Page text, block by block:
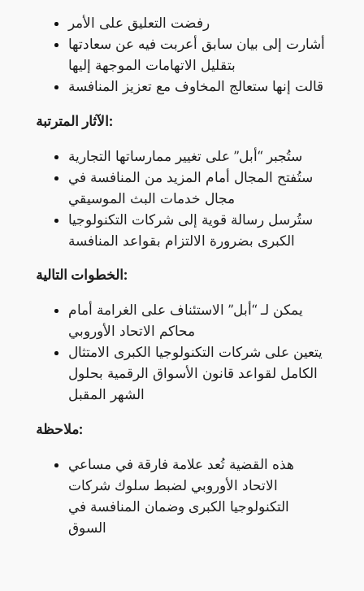
رفضت التعليق على الأمر
أشارت إلى بيان سابق أعربت فيه عن سعادتها
بتقليل الاتهامات الموجهة إليها
قالت إنها ستعالج المخاوف مع تعزيز المنافسة
الآثار المترتبة:
ستُجبر “أبل” على تغيير ممارساتها التجارية
ستُفتح المجال أمام المزيد من المنافسة في
مجال خدمات البث الموسيقي
ستُرسل رسالة قوية إلى شركات التكنولوجيا
الكبرى بضرورة الالتزام بقواعد المنافسة
الخطوات التالية:
يمكن لـ “أبل” الاستئناف على الغرامة أمام
محاكم الاتحاد الأوروبي
يتعين على شركات التكنولوجيا الكبرى الامتثال
الكامل لقواعد قانون الأسواق الرقمية بحلول
الشهر المقبل
ملاحظة:
هذه القضية تُعد علامة فارقة في مساعي
الاتحاد الأوروبي لضبط سلوك شركات
التكنولوجيا الكبرى وضمان المنافسة في
السوق